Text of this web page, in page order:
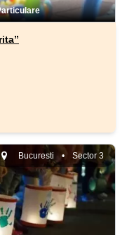
Bucuresti • Sector 3